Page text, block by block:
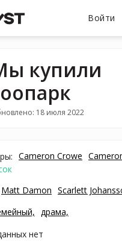
Войти
купили
18 июля 2022
Cameron Crowe
Matt Damon Scarlett
драма,
нет